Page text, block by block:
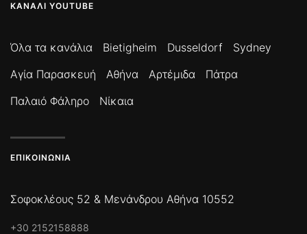
ΚΑΝΆΛΙ YOUTUBE
Όλα τα κανάλια Bietigheim Dusseldorf
Sydney
Αγία Παρασκευή
Αθήνα Αρτέμιδα
Πάτρα
Παλαιό Φάληρο
Νίκαια
ΕΠΙΚΟΙΝΩΝΊΑ
Σοφοκλέους 52 & Μενάνδρου Αθήνα 10552
+30 2152158888